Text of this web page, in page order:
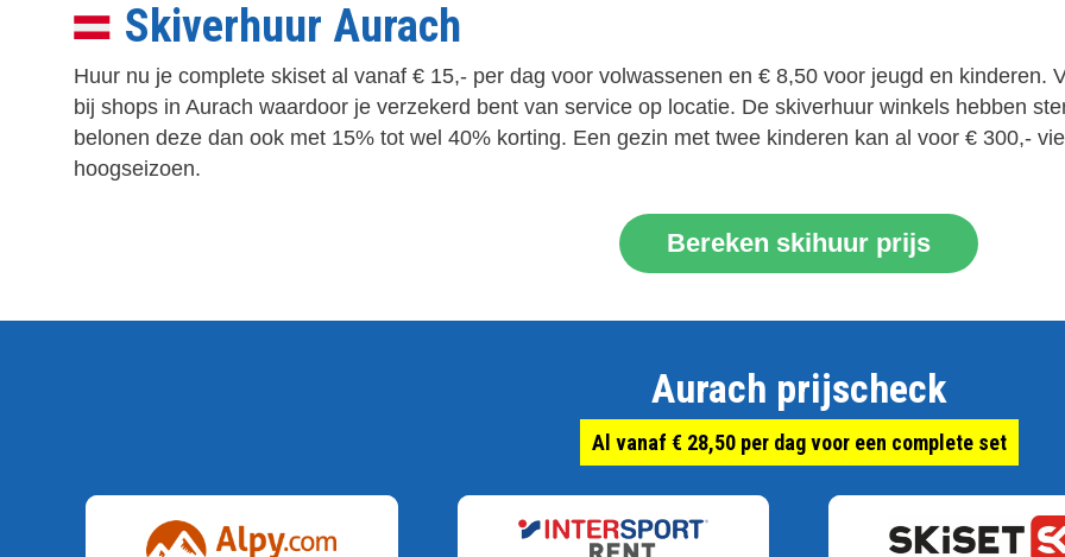
Skiverhuur Aurach
Huur nu je complete skiset al vanaf € 15,- per dag voor volwassenen en € 8,50 voor jeugd en kinderen.
bij shops in Aurach waardoor je verzekerd bent van service op locatie. De skiverhuur winkels hebben
belonen deze dan ook met 15% tot wel 40% korting. Een gezin met twee kinderen kan al voor € 300,-
hoogseizoen.
Bereken skihuur prijs
Aurach prijscheck
Al vanaf € 28,50 per dag voor een complete set